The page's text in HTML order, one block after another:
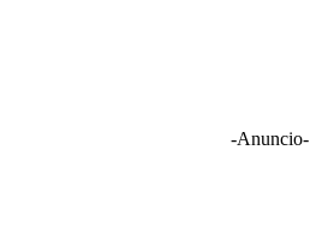
-Anuncio-